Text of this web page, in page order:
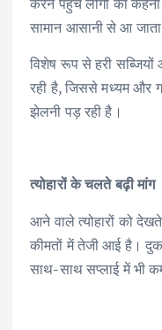
सामान आसानी से आ
विशेष रूप से हरी सब्जियों
रही है, जिससे मध्यम और
झेलनी पड़ रही है।
त्योहारों के चलते बढ़ी मांग
आने वाले त्योहारों को
कीमतों में तेजी आई है।
साथ-साथ सप्लाई में भी